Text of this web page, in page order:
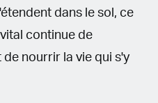
dans le sol, ce
continue de
nourrir la vie qui s'y